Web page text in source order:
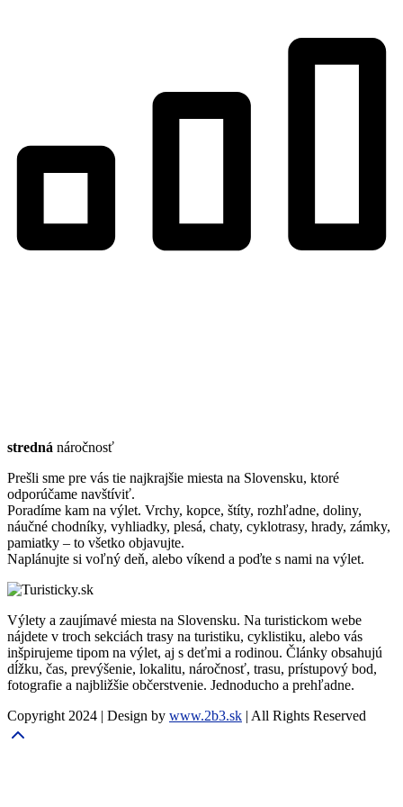
stredná náročnosť
Prešli sme pre vás tie najkrajšie miesta na Slovensku, ktoré
odporúčame navštíviť.
Poradíme kam na výlet. Vrchy, kopce, štíty, rozhľadne, doliny,
náučné chodníky, vyhliadky, plesá, chaty, cyklotrasy, hrady, zámky,
pamiatky – to všetko objavujte.
Naplánujte si voľný deň, alebo víkend a poďte s nami na výlet.
Výlety a zaujímavé miesta na Slovensku. Na turistickom webe
nájdete v troch sekciách trasy na turistiku, cyklistiku, alebo vás
inšpirujeme tipom na výlet, aj s deťmi a rodinou. Články obsahujú
dĺžku, čas, prevýšenie, lokalitu, náročnosť, trasu, prístupový bod,
fotografie a najbližšie občerstvenie. Jednoducho a prehľadne.
Copyright 2024 | Design by www.2b3.sk | All Rights Reserved